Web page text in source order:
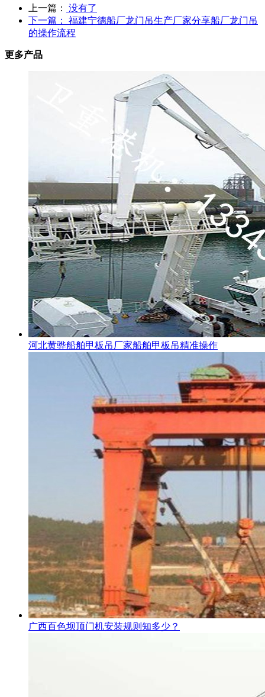
上一篇：
没有了
下一篇：
福建宁德船厂龙门吊生产厂家分享船厂龙门吊
的操作流程
更多产品
河北黄骅船舶甲板吊厂家船舶甲板吊精准操作
广西百色坝顶门机安装规则知多少？